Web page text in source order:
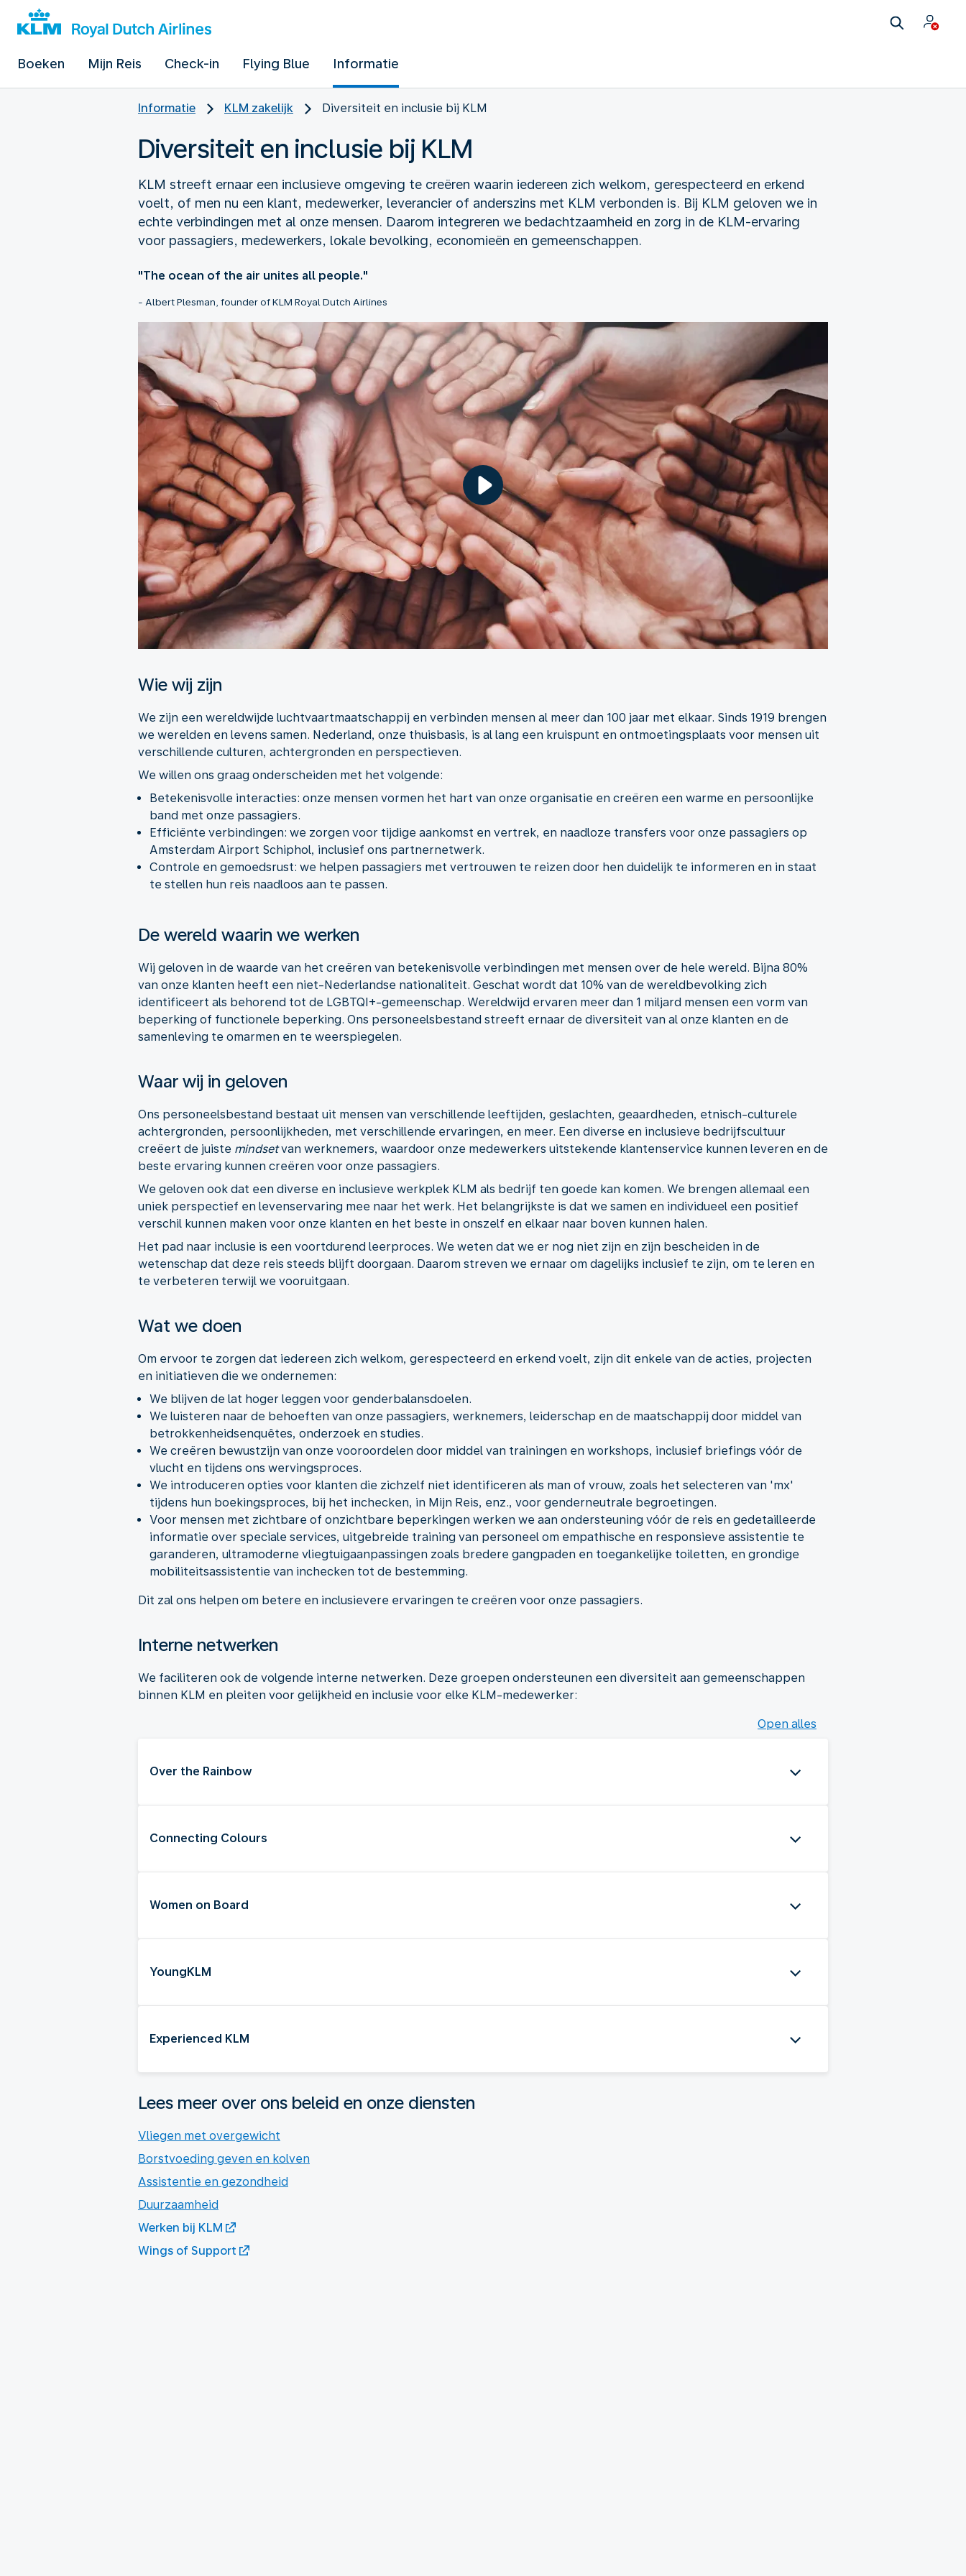
Boeken Mijn Reis Check-in Flying Blue Informatie
Informatie KLM zakelijk Diversiteit en inclusie bij KLM
Diversiteit en inclusie bij KLM
KLM streeft ernaar een inclusieve omgeving te creëren waarin iedereen zich welkom, gerespecteerd en erkend
voelt, of men nu een klant, medewerker, leverancier of anderszins met KLM verbonden is. Bij KLM geloven we in
echte verbindingen met al onze mensen. Daarom integreren we bedachtzaamheid en zorg in de KLM-ervaring
voor passagiers, medewerkers, lokale bevolking, economieën en gemeenschappen.
"The ocean of the air unites all people."
- Albert Plesman, founder of KLM Royal Dutch Airlines
Wie wij zijn
We zijn een wereldwijde luchtvaartmaatschappij en verbinden mensen al meer dan 100 jaar met elkaar. Sinds 1919 brengen
we werelden en levens samen. Nederland, onze thuisbasis, is al lang een kruispunt en ontmoetingsplaats voor mensen uit
verschillende culturen, achtergronden en perspectieven.
We willen ons graag onderscheiden met het volgende:
Betekenisvolle interacties: onze mensen vormen het hart van onze organisatie en creëren een warme en persoonlijke
band met onze passagiers.
Efficiënte verbindingen: we zorgen voor tijdige aankomst en vertrek, en naadloze transfers voor onze passagiers op
Amsterdam Airport Schiphol, inclusief ons partnernetwerk.
Controle en gemoedsrust: we helpen passagiers met vertrouwen te reizen door hen duidelijk te informeren en in staat
te stellen hun reis naadloos aan te passen.
De wereld waarin we werken
Wij geloven in de waarde van het creëren van betekenisvolle verbindingen met mensen over de hele wereld. Bijna 80%
van onze klanten heeft een niet-Nederlandse nationaliteit. Geschat wordt dat 10% van de wereldbevolking zich
identificeert als behorend tot de LGBTQI+-gemeenschap. Wereldwijd ervaren meer dan 1 miljard mensen een vorm van
beperking of functionele beperking. Ons personeelsbestand streeft ernaar de diversiteit van al onze klanten en de
samenleving te omarmen en te weerspiegelen.
Waar wij in geloven
Ons personeelsbestand bestaat uit mensen van verschillende leeftijden, geslachten, geaardheden, etnisch-culturele
achtergronden, persoonlijkheden, met verschillende ervaringen, en meer. Een diverse en inclusieve bedrijfscultuur
creëert de juiste mindsetvan werknemers, waardoor onze medewerkers uitstekende klantenservice kunnen leveren en de
beste ervaring kunnen creëren voor onze passagiers.
We geloven ook dat een diverse en inclusieve werkplek KLM als bedrijf ten goede kan komen. We brengen allemaal een
uniek perspectief en levenservaring mee naar het werk. Het belangrijkste is dat we samen en individueel een positief
verschil kunnen maken voor onze klanten en het beste in onszelf en elkaar naar boven kunnen halen.
Het pad naar inclusie is een voortdurend leerproces. We weten dat we er nog niet zijn en zijn bescheiden in de
wetenschap dat deze reis steeds blijft doorgaan. Daarom streven we ernaar om dagelijks inclusief te zijn, om te leren en
te verbeteren terwijl we vooruitgaan.
Wat we doen
Om ervoor te zorgen dat iedereen zich welkom, gerespecteerd en erkend voelt, zijn dit enkele van de acties, projecten
en initiatieven die we ondernemen:
We blijven de lat hoger leggen voor genderbalansdoelen.
We luisteren naar de behoeften van onze passagiers, werknemers, leiderschap en de maatschappij door middel van
betrokkenheidsenquêtes, onderzoek en studies.
We creëren bewustzijn van onze vooroordelen door middel van trainingen en workshops, inclusief briefings vóór de
vlucht en tijdens ons wervingsproces.
We introduceren opties voor klanten die zichzelf niet identificeren als man of vrouw, zoals het selecteren van 'mx'
tijdens hun boekingsproces, bij het inchecken, in Mijn Reis, enz., voor genderneutrale begroetingen.
Voor mensen met zichtbare of onzichtbare beperkingen werken we aan ondersteuning vóór de reis en gedetailleerde
informatie over speciale services, uitgebreide training van personeel om empathische en responsieve assistentie te
garanderen, ultramoderne vliegtuigaanpassingen zoals bredere gangpaden en toegankelijke toiletten, en grondige
mobiliteitsassistentie van inchecken tot de bestemming.
Dit zal ons helpen om betere en inclusievere ervaringen te creëren voor onze passagiers.
Interne netwerken
We faciliteren ook de volgende interne netwerken. Deze groepen ondersteunen een diversiteit aan gemeenschappen
binnen KLM en pleiten voor gelijkheid en inclusie voor elke KLM-medewerker:
Open alles
Over the Rainbow
Connecting Colours
Women on Board
YoungKLM
Experienced KLM
Lees meer over ons beleid en onze diensten
Vliegen met overgewicht
Borstvoeding geven en kolven
Assistentie en gezondheid
Duurzaamheid
Werken bij KLM
Wings of Support